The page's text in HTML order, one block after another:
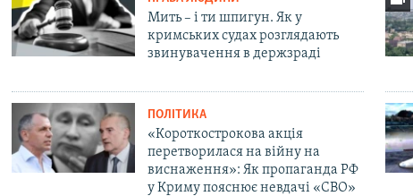
Мить – і ти шпигун. Як у
кримських судах розглядають
звинувачення в держзраді
ПОЛІТИКА
«Короткострокова акція
перетворилася на війну на
виснаження»: Як пропаганда РФ
у Криму пояснює невдачі «СВО»